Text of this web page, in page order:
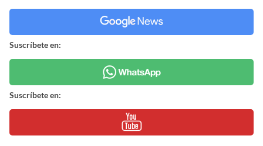
Suscríbete en:
Suscríbete en: